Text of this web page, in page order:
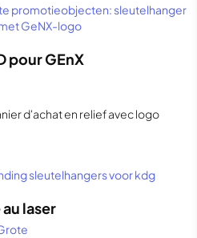
pour GEnX
d'achat en relief avec logo
laser